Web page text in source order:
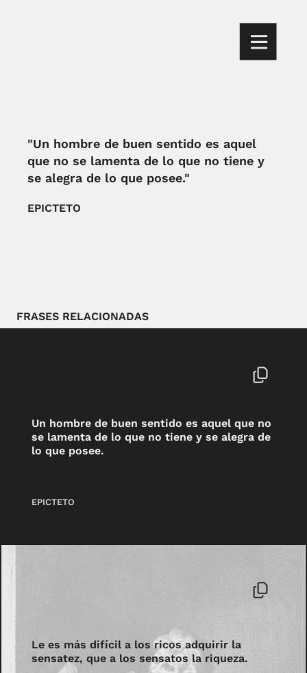
"Un hombre de buen sentido es aquel
que no se lamenta de lo que no tiene y
se alegra de lo que posee."
EPICTETO
FRASES RELACIONADAS
Un hombre de buen sentido es aquel que no
se lamenta de lo que no tiene y se alegra de
lo que posee.
EPICTETO
Le es más difícil a los ricos adquirir la
sensatez, que a los sensatos la riqueza.